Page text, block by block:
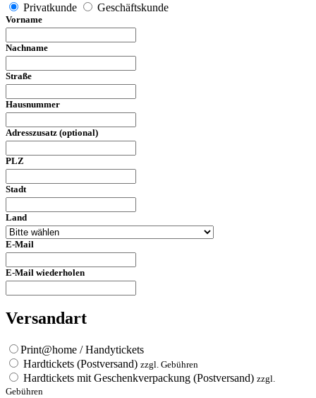
Privatkunde Geschäftskunde
Vorname
Nachname
Straße
Hausnummer
Adresszusatz (optional)
PLZ
Stadt
Land
E-Mail
E-Mail wiederholen
Versandart
Print@home / Handytickets
Hardtickets (Postversand) zzgl. Gebühren
Hardtickets mit Geschenkverpackung (Postversand) zzgl.
Gebühren